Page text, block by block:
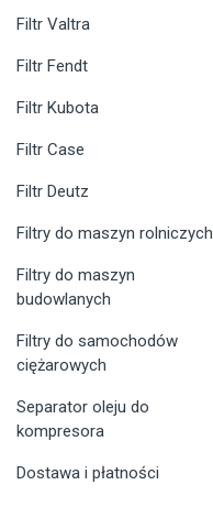
Filtr Valtra
Filtr Fendt
Filtr Kubota
Filtr Case
Filtr Deutz
Filtry do maszyn rolniczych
Filtry do maszyn
budowlanych
Filtry do samochodów
ciężarowych
Separator oleju do
kompresora
Dostawa i płatności